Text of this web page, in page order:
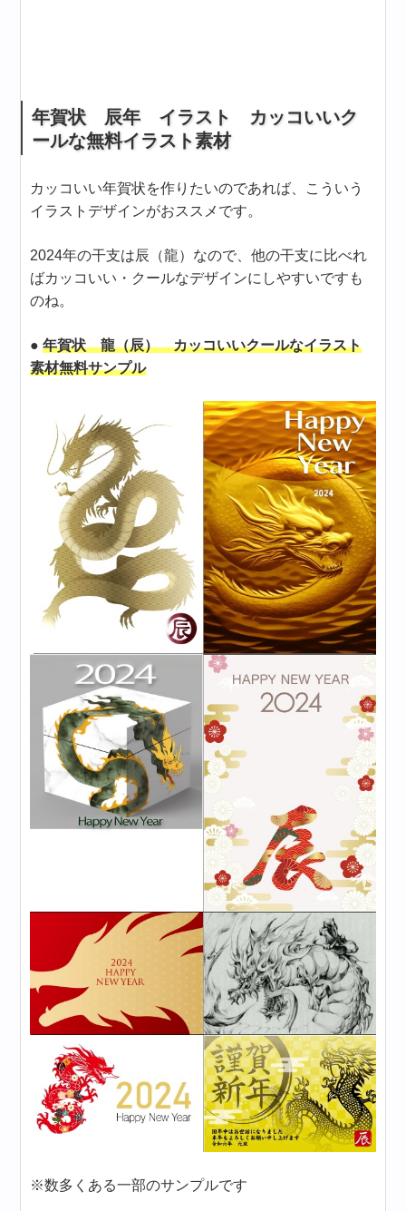
年賀状 辰年 イラスト カッコいいク
ールな無料イラスト素材
カッコいい年賀状を作りたいのであれば、こういう
イラストデザインがおススメです。
2024年の干支は辰（龍）なので、他の干支に比べれ
ばカッコいい・クールなデザインにしやすいですも
のね。
●年賀状 龍（辰） カッコいいクールなイラスト
素材無料サンプル
※数多くある一部のサンプルです